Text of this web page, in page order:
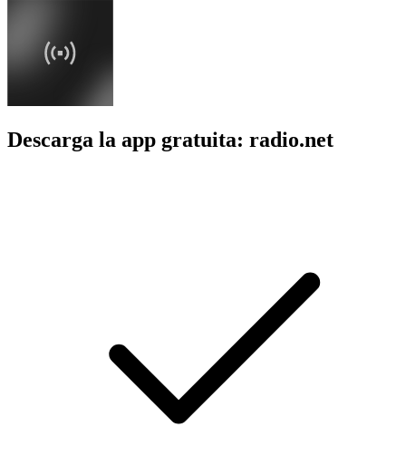
Descarga la app gratuita: radio.net